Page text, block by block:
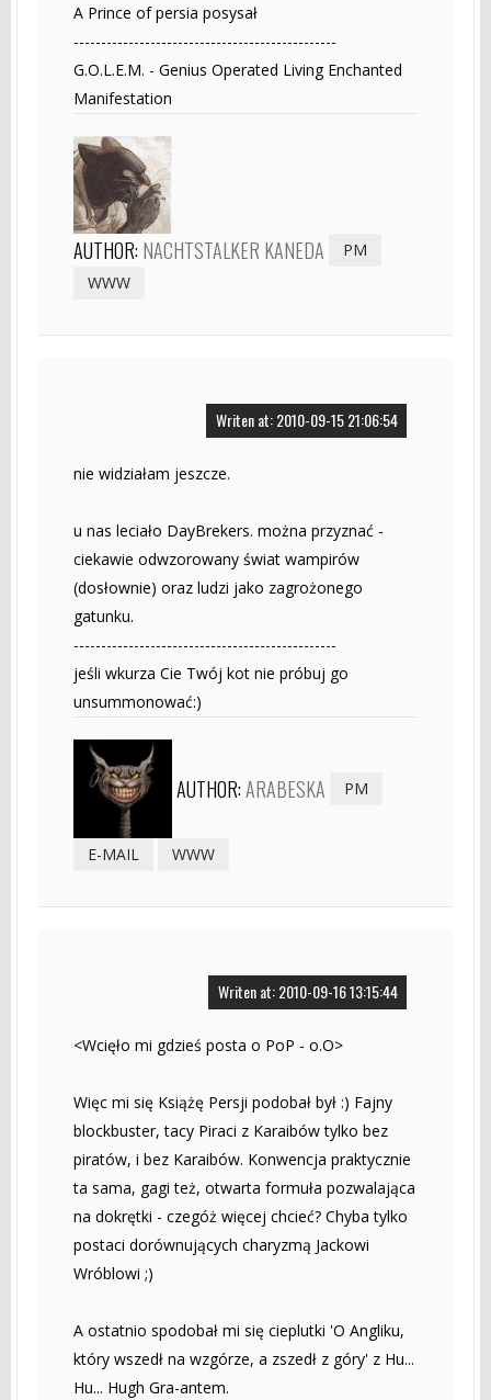
A Prince of persia posysał
------------------------------------------------
G.O.L.E.M. - Genius Operated Living Enchanted
Manifestation
AUTHOR: NACHTSTALKER KANEDA
PM
WWW
Writen at: 2010-09-15 21:06:54
nie widziałam jeszcze.
u nas leciało DayBrekers. można przyznać -
ciekawie odwzorowany świat wampirów
(dosłownie) oraz ludzi jako zagrożonego
gatunku.
------------------------------------------------
jeśli wkurza Cie Twój kot nie próbuj go
unsummonować:)
AUTHOR:ARABESKA PM
E-MAIL WWW
Writen at: 2010-09-16 13:15:44
<Wcięło mi gdzieś posta o PoP - o.O>
Więc mi się Książę Persji podobał był :) Fajny
blockbuster, tacy Piraci z Karaibów tylko bez
piratów, i bez Karaibów. Konwencja praktycznie
ta sama, gagi też, otwarta formuła pozwalająca
na dokrętki - czegóż więcej chcieć? Chyba tylko
postaci dorównujących charyzmą Jackowi
Wróblowi ;)
A ostatnio spodobał mi się cieplutki 'O Angliku,
który wszedł na wzgórze, a zszedł z góry' z Hu...
Hu... Hugh Gra-antem.